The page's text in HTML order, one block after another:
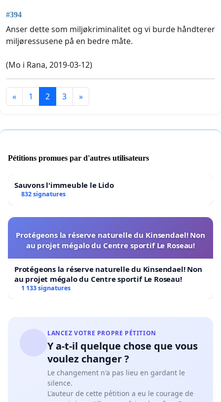
#394
Anser dette som miljøkriminalitet og vi burde håndterer
miljøressusene på en bedre måte.
(Mo i Rana, 2019-03-12)
« 1 2 3 »
Pétitions promues par d'autres utilisateurs
Sauvons l'immeuble le Lido
832 signatures
Protégeons la réserve naturelle du Kinsendael! Non
au projet mégalo du Centre sportif Le Roseau!
Protégeons la réserve naturelle du Kinsendael! Non
au projet mégalo du Centre sportif Le Roseau!
1 133 signatures
LANCEZ VOTRE PROPRE PÉTITION
Y a-t-il quelque chose que vous
voulez changer ?
Le changement n'a pas lieu en gardant le
silence.
L'auteur de cette pétition a eu le courage de